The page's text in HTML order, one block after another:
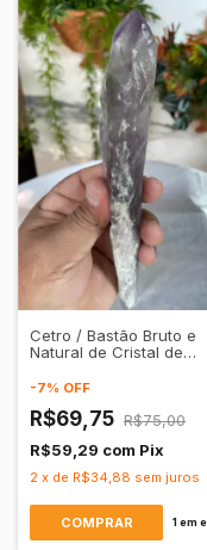
Cetro / Bastão Bruto e
Natural de Cristal de
Transparente
-7% OFF
R$69,75 R$75,00
R$59,29 com Pix
2 x de R$34,88 sem juros
1 em